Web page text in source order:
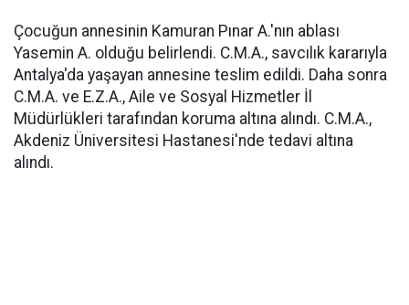
Çocuğun annesinin Kamuran Pınar A.'nın ablası
Yasemin A. olduğu belirlendi. C.M.A., savcılık kararıyla
Antalya'da yaşayan annesine teslim edildi. Daha sonra
C.M.A. ve E.Z.A., Aile ve Sosyal Hizmetler İl
Müdürlükleri tarafından koruma altına alındı. C.M.A.,
Akdeniz Üniversitesi Hastanesi'nde tedavi altına
alındı.